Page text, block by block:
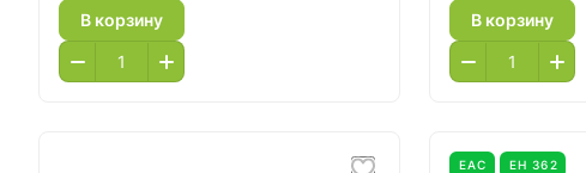
В корзину В корзину
EAC ЕН 362